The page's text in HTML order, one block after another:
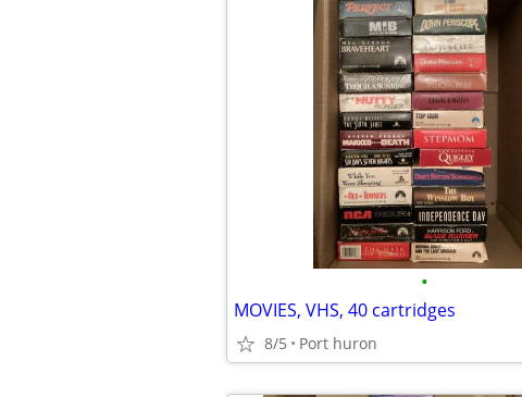
•
MOVIES, VHS, 40 cartridges
8/5 Port huron